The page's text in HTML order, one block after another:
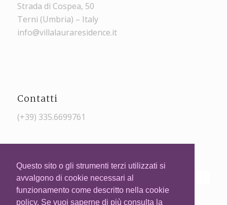
Questo sito o gli strumenti terzi utilizzati si
avvalgono di cookie necessari al
funzionamento come descritto nella cookie
policy. Se vuoi saperne di più consulta la
Strada di Cospea, 50
Terni (Umbria) – Italy
info@villalauraresidence.it
Contatti
(+39) 335.6699761